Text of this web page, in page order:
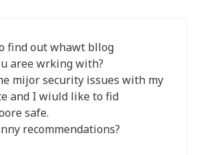
find out whawt bllog
aree wrking with?
mijor security issues with my
and I wiuld like to fid
safe.
recommendations?